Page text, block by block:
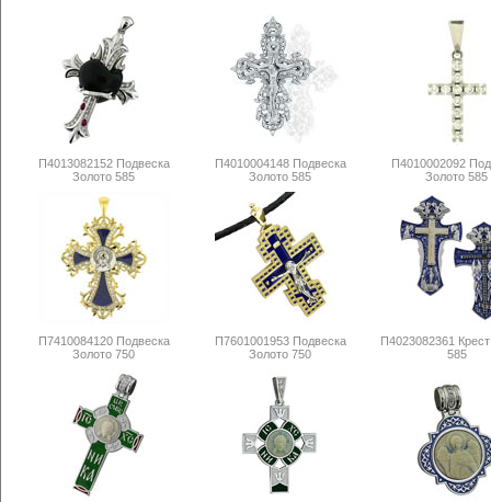
П4013082152 Подвеска
Золото 585
П4010004148 Подвеска
Золото 585
П4010002092
Золото 585
П7410084120 Подвеска
Золото 750
П7601001953 Подвеска
Золото 750
П4023082361
585